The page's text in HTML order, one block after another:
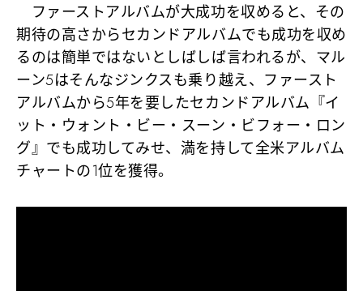
ファーストアルバムが大成功を収めると、その
期待の高さからセカンドアルバムでも成功を収め
るのは簡単ではないとしばしば言われるが、マル
ーン5はそんなジンクスも乗り越え、ファースト
アルバムから5年を要したセカンドアルバム『イ
ット・ウォント・ビー・スーン・ビフォー・ロン
グ』でも成功してみせ、満を持して全米アルバム
チャートの1位を獲得。